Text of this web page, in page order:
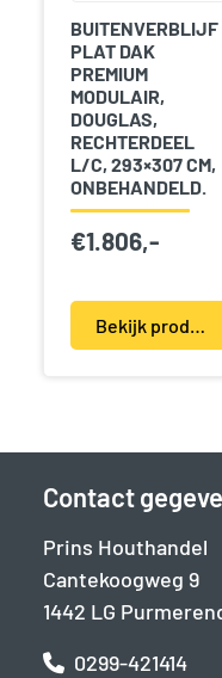
BUITENVERBLIJF
PLAT DAK
PREMIUM
MODULAIR,
DOUGLAS,
RECHTERDEEL
L/C, 293×307 CM,
ONBEHANDELD.
€1.806,-
Contact
Prins Houthandel
Cantekoogweg 9
1442 LG
0299-421414